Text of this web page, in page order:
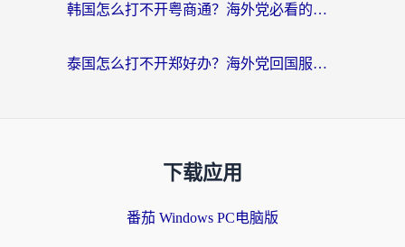
韩国怎么打不开粤商通？海外党必看的回国加速器选择指南（附加拿大农行俄罗斯有缘网解决方案）
泰国怎么打不开郑好办？海外党回国服务+影音追剧全搞定的实用指南
下载应用
番茄 Windows PC电脑版